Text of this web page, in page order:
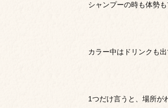
シャンプーの時も体勢
カラー中はドリンクも
1つだけ言うと、場所が